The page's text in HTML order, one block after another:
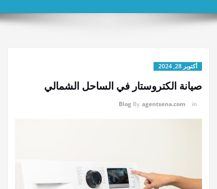
أكتوبر 28, 2024
صيانة الكتروستار في الساحل الشمالي
By agentsena.com in
Blog